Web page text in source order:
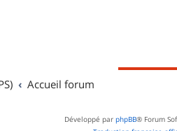
Accueil forum
Développé par phpBB® Forum